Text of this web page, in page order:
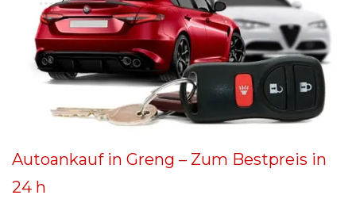
Autoankauf in Greng – Zum Bestpreis in
24 h